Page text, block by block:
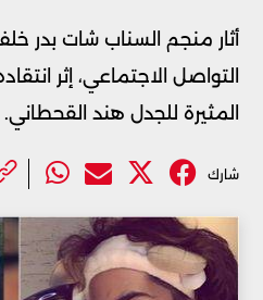
أثار منجم السناب شات بدر
التواصل الاجتماعي، إثر
المثيرة للجدل هند القحطاني.
شارك